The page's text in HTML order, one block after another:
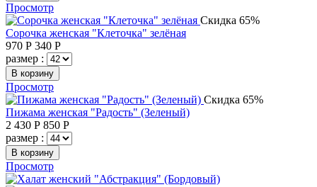
Просмотр
Скидка 65%
Сорочка женская "Клеточка" зелёная
970 Р 340 Р
размер :
В корзину
Просмотр
Скидка 65%
Пижама женская "Радость" (Зеленый)
2 430 Р 850 Р
размер :
В корзину
Просмотр